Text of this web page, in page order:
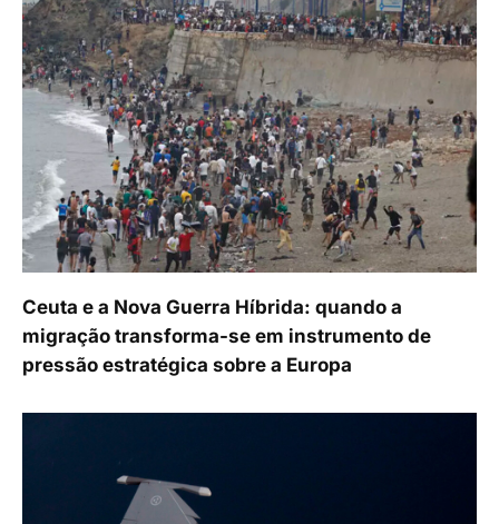
Ceuta e a Nova Guerra Híbrida: quando a
migração transforma-se em instrumento de
pressão estratégica sobre a Europa